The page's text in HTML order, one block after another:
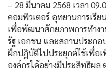
– 28 มีนาคม 2568 เวลา
คอมพิวเตอร์ อุทยานการเรี
เพื่อพัฒนาศักยภาพการทำง
รัฐ เอกชน และสถานประกอ
ฝึกปฏิบัติไปประยุกต์ใช้เพื่อ
องค์กรได้อย่างมีประสิทธิผล